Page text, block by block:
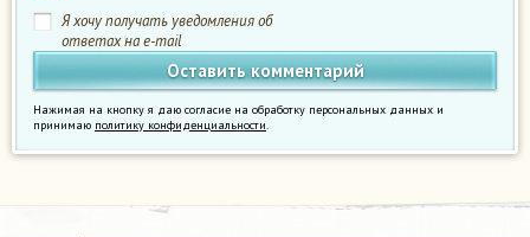
Я хочу получать уведомления об
ответах на e-mail
Нажимая на кнопку я даю согласие на обработку персональных данных и
принимаю политику конфиденциальности.